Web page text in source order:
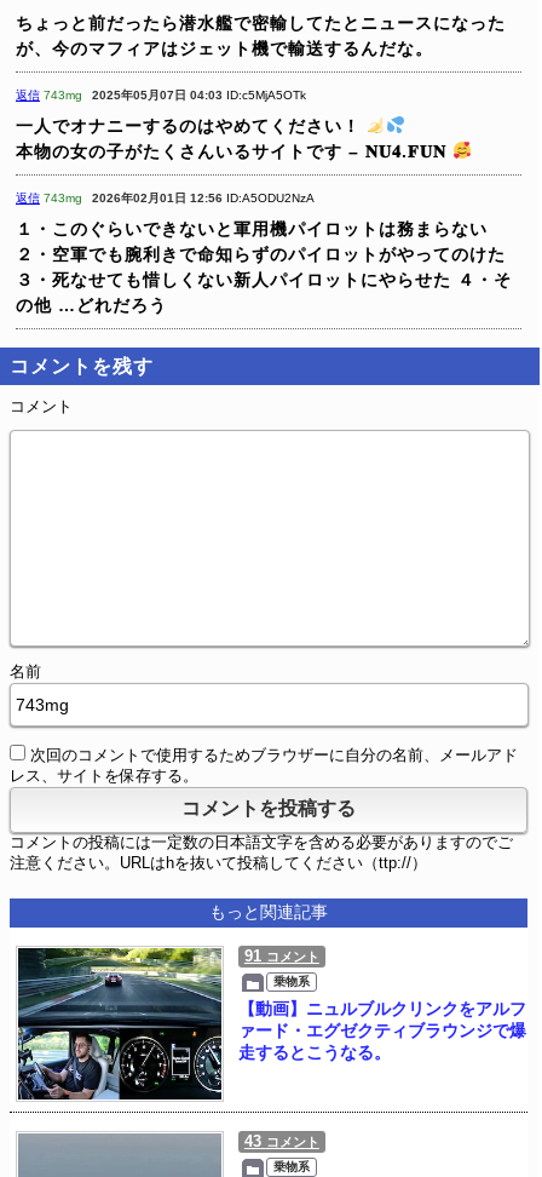
ちょっと前だったら潜水艦で密輸してたとニュースになった
が、今のマフィアはジェット機で輸送するんだな。
返信 743mg 2025年05月07日 04:03 ID:c5MjA5OTk
一人でオナニーするのはやめてください！
本物の女の子がたくさんいるサイトです – 𝐍𝐔𝟒.𝐅𝐔𝐍
返信 743mg 2026年02月01日 12:56 ID:A5ODU2NzA
１・このぐらいできないと軍用機パイロットは務まらない
２・空軍でも腕利きで命知らずのパイロットがやってのけた
３・死なせても惜しくない新人パイロットにやらせた
４・そ
の他 …どれだろう
コメントを残す
コメント
名前
次回のコメントで使用するためブラウザーに自分の名前、メールアド
レス、サイトを保存する。
コメントの投稿には一定数の日本語文字を含める必要がありますのでご
注意ください。URLはhを抜いて投稿してください（ttp://）
もっと関連記事
91 コメント
乗物系
【動画】ニュルブルクリンクをアルフ
ァード・エグゼクティブラウンジで爆
走するとこうなる。
43 コメント
乗物系